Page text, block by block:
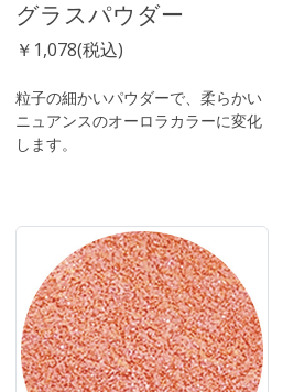
グラスパウダー
￥1,078(税込)
粒子の細かいパウダーで、柔らかい
ニュアンスのオーロラカラーに変化
します。